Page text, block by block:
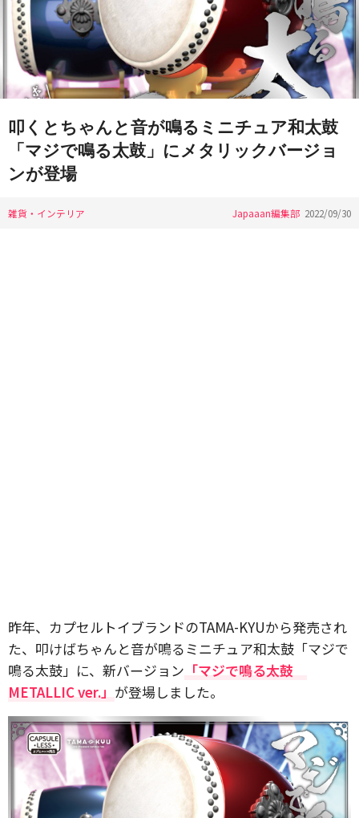
叩くとちゃんと音が鳴るミニチュア和太鼓
「マジで鳴る太鼓」にメタリックバージョ
ンが登場
雑貨・インテリア Japaaan編集部 2022/09/30
昨年、カプセルトイブランドのTAMA-KYUから発売され
た、叩けばちゃんと音が鳴るミニチュア和太鼓「マジで
鳴る太鼓」に、新バージョン 「マジで鳴る太鼓
METALLIC ver.」 が登場しました。